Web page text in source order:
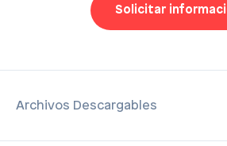
Solicitar
Archivos Descargables